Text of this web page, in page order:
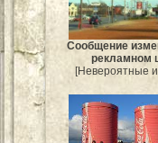
Сообщение
рекламном
[Невероятные